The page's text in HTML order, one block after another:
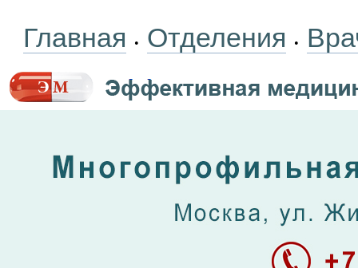
Главная • Отделения •